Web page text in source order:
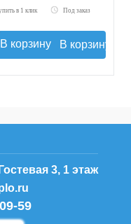
в 1 клик Под заказ
В корзину
3, 1 этаж
59